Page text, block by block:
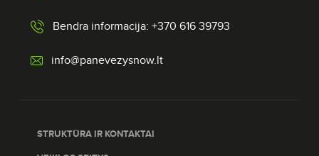
Bendra informacija: +370 616 39793
info@panevezysnow.lt
STRUKTŪRA IR KONTAKTAI